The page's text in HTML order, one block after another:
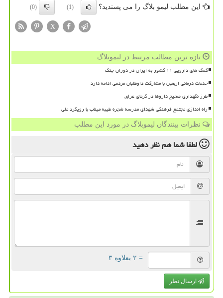
این مطلب لیمو بلاگ را می پسندید؟ (1)
(0)
X
تازه ترین مطالب مرتبط در لیموبلاگ
کمک های دارویی ۱۱ کشور به ایران در دوران جنگ
خدمات درمانی اربعین با مشارکت داوطلبان مردمی ادامه دارد
طرز نگهداری صحیح داروها در گرمای عراق
راه اندازی مجتمع فرهنگی شهدای مدرسه شجره طیبه میناب با رویکرد ملی
نظرات بینندگان لیموبلاگ در مورد این مطلب
لطفا شما همنظر دهید
= ۲ بعلاوه ۳
ارسال نظر